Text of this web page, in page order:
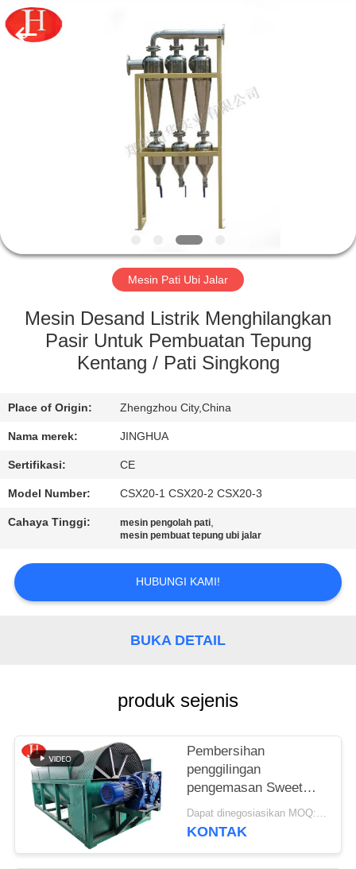
PERTUNJUKAN
VR
TENTANG
KAMI
PABRIK
KONTROL
KUALITAS
KAMI
PENAWARAN
SITEMAP
KEBIJAKAN
PRIVASI
Zhengzhou
Jinghua
Industry
Co.,Ltd..
Mesin Pati Ubi Jalar
Mesin Desand Listrik Menghilangkan
Pasir Untuk Pembuatan Tepung
Kentang / Pati Singkong
Place of Origin: Zhengzhou City,China
Nama merek: JINGHUA
Sertifikasi: CE
Model Number: CSX20-1 CSX20-2 CSX20-3
Cahaya Tinggi: mesin pengolah pati,
mesin pembuat tepung ubi jalar
HUBUNGI KAMI!
BUKA DETAIL
produk sejenis
Pembersihan
penggilingan
pengemasan Sweet
Potato Starch Machine
Sistem konsentrasi
Dapat dinegosiasikan MOQ:1 set
KONTAK